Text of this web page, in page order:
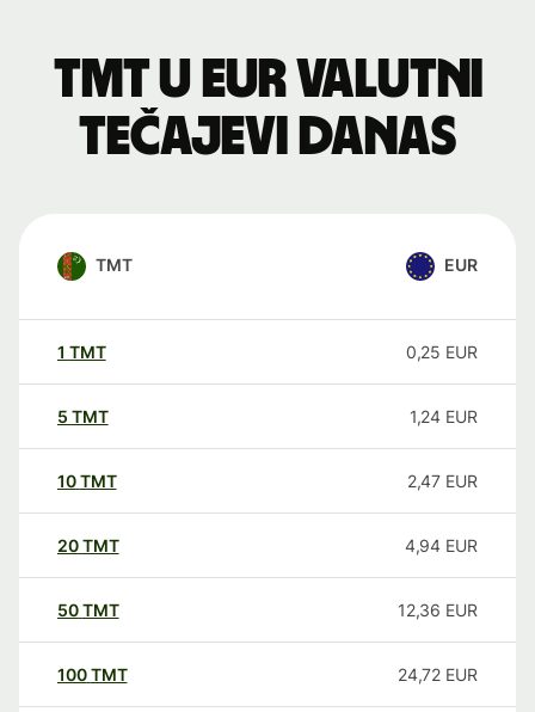
TMT u EUR valutni
tečajevi danas
TMT EUR
1 TMT 0,25 EUR
5 TMT 1,24 EUR
10TMT 2,47 EUR
20TMT 4,94 EUR
50TMT 12,36 EUR
100TMT 24,72 EUR